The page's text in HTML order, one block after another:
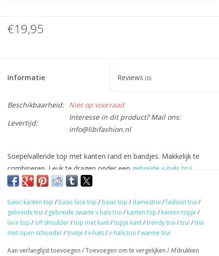
€19,95
Informatie Reviews (0)
Beschikbaarheid: Niet op voorraad
Levertijd:
Interesse in dit product? Mail ons:
info@libifashion.nl
Soepelvallende top met kanten rand en bandjes. Makkelijk te
combineren. Leuk te dragen onder een gebreide v-hals trui
Materiaal: 61% rayon en 39% viscose.
Maat: one size, valt normaal.
Model: Lidy heeft maat M en is 170 cm lang.
★ GRATIS verzending vanaf €50,- (NL)
basic kanten top / basic lace top / basic top / damestrui /fashion trui /
gebreide trui / gebreide zwarte v hals trui / kanten top / kanten topje /
lace top / off shoulder/top met kant/topje kant/trendy trui /trui /trui
met open schouder/truitje /v-hals/v-hals trui /warme trui
Aan verlanglijst toevoegen /Toevoegen om te vergelijken /Afdrukken